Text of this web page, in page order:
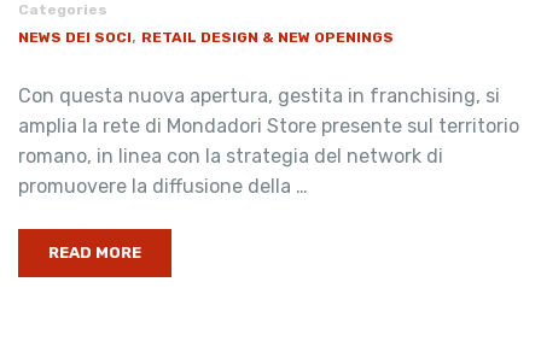
Categories
NEWS DEI SOCI, RETAIL DESIGN & NEW OPENINGS
Con questa nuova apertura, gestita in franchising, si
amplia la rete di Mondadori Store presente sul territorio
romano, in linea con la strategia del network di
promuovere la diffusione della …
READ MORE